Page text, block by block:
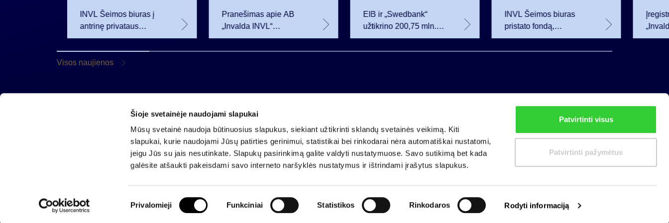
Šioje svetainėje naudojami slapukai
Mūsų svetainė naudoja būtinuosius slapukus, siekiant užtikrinti sklandų svetainės veikimą. Kiti
slapukai, kurie naudojami Jūsų patirties gerinimui, statistikai bei rinkodarai nėra automatiškai nustatomi,
jeigu Jūs su jais nesutinkate. Slapukų pasirinkimą galite valdyti nustatymuose. Savo sutikimą bet kada
galėsite atšaukti pakeisdami savo interneto naršyklės nustatymus ir ištrindami įrašytus slapukus.
u
Privalomieji Funkciniai Statistikos Rinkodaros Rodyti informaciją
Patvirtinti visus
Patvirtinti pažymėtus
INVL Šeimos biuras į
antrinę privataus
kapitalo rinką
investuojantį fondą
pritraukė 17,4 mln. JAV
Pranešimas apie AB
„Invalda INVL“
balsavimo teisių
netekimą
EIB ir „Swedbank“
užtikrino 200,75 mln.
eurų finansavimą
Rūdninkų karinio
INVL Šeimos biuras
pristato fondą,
investuosiantį į sparčiai
augančią antrinę
Visos naujienos
Gynėjų g. 14, 01110 Vilnius
info@invaldainvl.com
Įmonės kodas 121304349
PVM mokėtojo kodas LT213043414
Įregistruota VĮ Registrų centras
A.s. LT25 4010 0424 0124 2013
Privatumo politika
Slapukų politika
2026 © Invalda INVL. Visos teisės saugomos. Dalyvavimas organizacijose: